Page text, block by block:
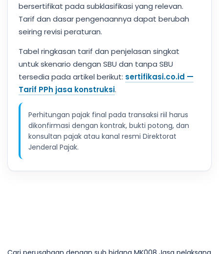
bersertifikat pada subklasifikasi yang relevan.
Tarif dan dasar pengenaannya dapat berubah
seiring revisi peraturan.
Tabel ringkasan tarif dan penjelasan singkat
untuk skenario dengan SBU dan tanpa SBU
tersedia pada artikel berikut: sertifikasi.co.id —
Tarif PPh jasa konstruksi.
Perhitungan pajak final pada transaksi riil harus
dikonfirmasi dengan kontrak, bukti potong, dan
konsultan pajak atau kanal resmi Direktorat
Jenderal Pajak.